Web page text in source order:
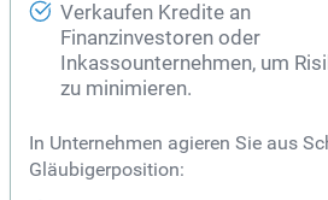
Verkaufen Kredite an
Finanzinvestoren oder
Inkassounternehmen, um
zu minimieren.
In Unternehmen agieren Sie aus
Gläubigerposition: